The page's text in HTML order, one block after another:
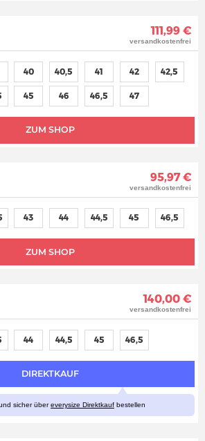
111,99 €
versandkostenfrei
ZUM SHOP
40 40,5 41 42 42,5
45 46 46,5 47
95,97 €
versandkostenfrei
ZUM SHOP
43 44 44,5 45 46,5
sicher übereverysize Direktkauf bestellen
140,00 €
versandkostenfrei
DIREKTKAUF
44 44,5 45 46,5